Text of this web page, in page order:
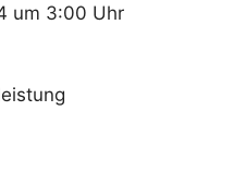
um 3:00 Uhr